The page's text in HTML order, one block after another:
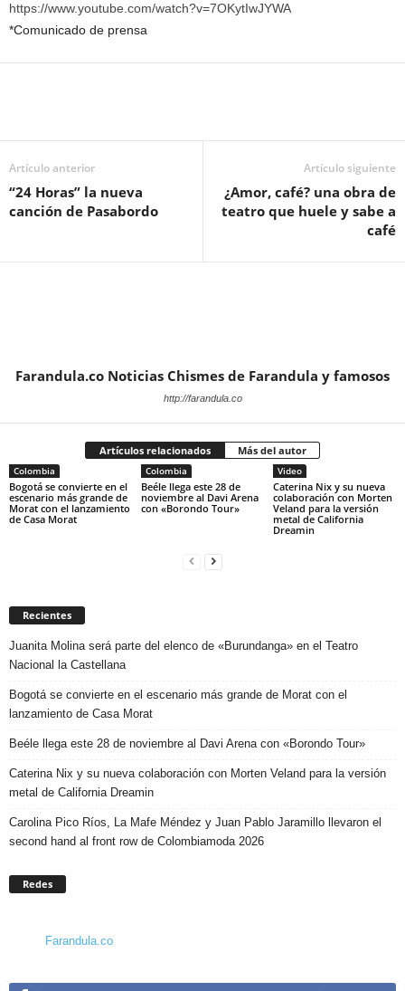
https://www.youtube.com/watch?v=7OKytIwJYWA
*Comunicado de prensa
Artículo anterior
“24 Horas” la nueva
canción de Pasabordo
Artículo siguiente
¿Amor, café? una obra de
teatro que huele y sabe a
café
Farandula.co Noticias Chismes de Farandula y famosos
http://farandula.co
Artículos relacionados Más del autor
Colombia
Bogotá se convierte en el
escenario más grande de
Morat con el lanzamiento
de Casa Morat
Colombia
Beéle llega este 28 de
noviembre al Davi Arena
con «Borondo Tour»
Video
Caterina Nix y su nueva
colaboración con Morten
Veland para la versión
metal de California
Dreamin
Recientes
Juanita Molina será parte del elenco de «Burundanga» en el Teatro
Nacional la Castellana
Bogotá se convierte en el escenario más grande de Morat con el
lanzamiento de Casa Morat
Beéle llega este 28 de noviembre al Davi Arena con «Borondo Tour»
Caterina Nix y su nueva colaboración con Morten Veland para la versión
metal de California Dreamin
Carolina Pico Ríos, La Mafe Méndez y Juan Pablo Jaramillo llevaron el
second hand al front row de Colombiamoda 2026
Redes
Farandula.co